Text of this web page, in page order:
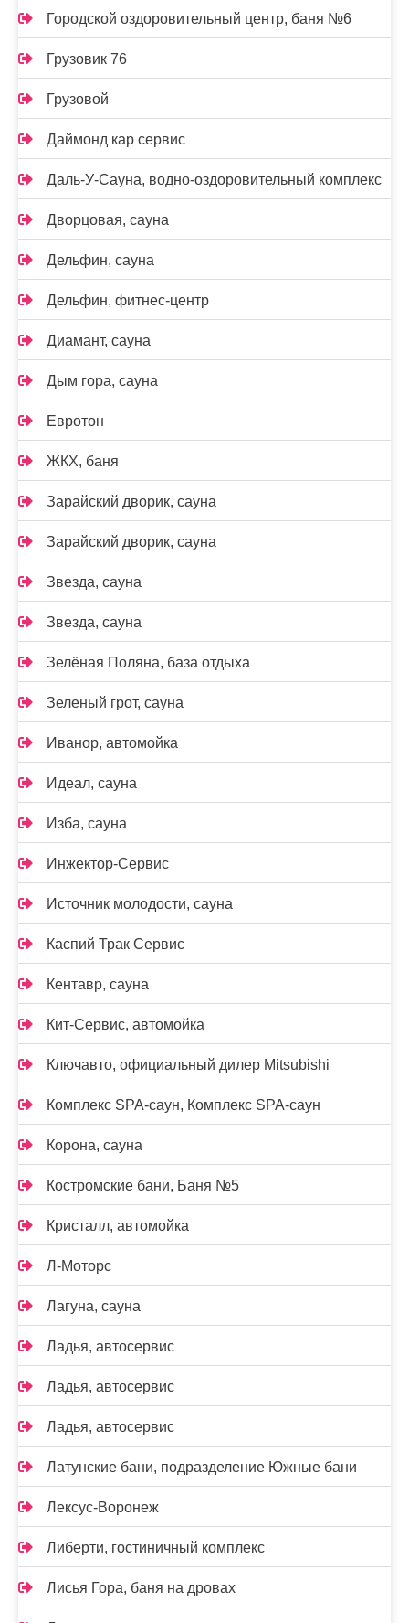
Городской оздоровительный центр, баня №6
Грузовик 76
Грузовой
Даймонд кар сервис
Даль-У-Сауна, водно-оздоровительный комплекс
Дворцовая, сауна
Дельфин, сауна
Дельфин, фитнес-центр
Диамант, сауна
Дым гора, сауна
Евротон
ЖКХ, баня
Зарайский дворик, сауна
Зарайский дворик, сауна
Звезда, сауна
Звезда, сауна
Зелёная Поляна, база отдыха
Зеленый грот, сауна
Иванор, автомойка
Идеал, сауна
Изба, сауна
Инжектор-Сервис
Источник молодости, сауна
Каспий Трак Сервис
Кентавр, сауна
Кит-Сервис, автомойка
Ключавто, официальный дилер Mitsubishi
Комплекс SPA-саун, Комплекс SPA-саун
Корона, сауна
Костромские бани, Баня №5
Кристалл, автомойка
Л-Моторс
Лагуна, сауна
Ладья, автосервис
Ладья, автосервис
Ладья, автосервис
Латунские бани, подразделение Южные бани
Лексус-Воронеж
Либерти, гостиничный комплекс
Лисья Гора, баня на дровах